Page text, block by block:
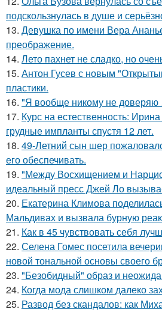
подскользнулась в душе и
13. Девушка по имени Вера
преображение.
14. Лето пахнет не сладко, но
15. Антон Гусев с новым
пластики.
16. "Я вообще никому не
17. Курс на естественность:
грудные импланты спустя 12 лет.
18. 49-Летний сын шер
его обеспечивать.
19. "Между Восхищением и
идеальный пресс Джей Ло
20. Екатерина Климова
Мальдивах и вызвала бурную
21. Как в 45 чувствовать себя
22. Селена Гомес посетила
новой тональной основы своего
23. "Безобидный" образ и
24. Когда мода слишком далеко
25. Развод без скандалов: как